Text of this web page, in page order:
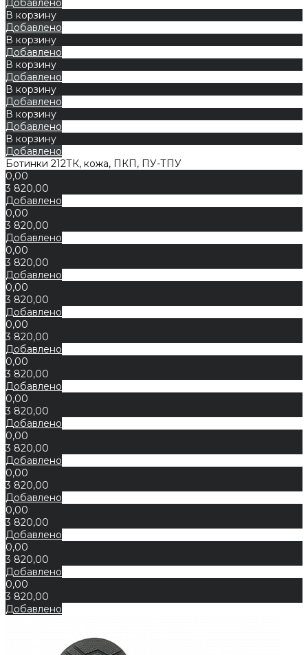
Добавлено
В корзину
Добавлено
В корзину
Добавлено
В корзину
Добавлено
В корзину
Добавлено
В корзину
Добавлено
В корзину
Добавлено
Ботинки 212ТК, кожа, ПКП, ПУ-ТПУ
0,00
3 820,00
Добавлено
0,00
3 820,00
Добавлено
0,00
3 820,00
Добавлено
0,00
3 820,00
Добавлено
0,00
3 820,00
Добавлено
0,00
3 820,00
Добавлено
0,00
3 820,00
Добавлено
0,00
3 820,00
Добавлено
0,00
3 820,00
Добавлено
0,00
3 820,00
Добавлено
0,00
3 820,00
Добавлено
0,00
3 820,00
Добавлено